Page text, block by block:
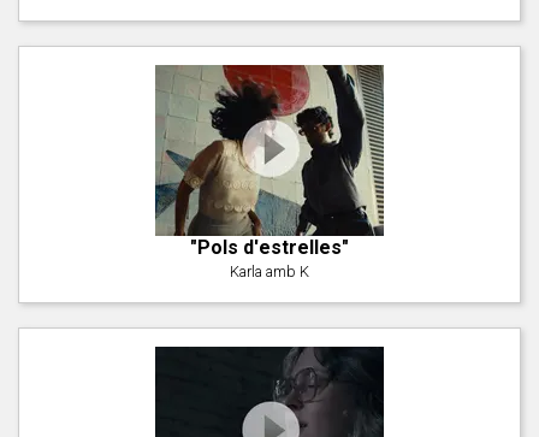
"Pols d'estrelles"
Karla amb K